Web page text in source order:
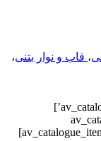
، قاب و نوار بتنی،